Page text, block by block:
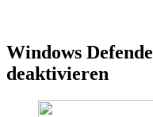
Windows
deaktivieren